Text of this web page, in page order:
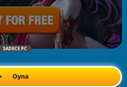
SADECE PC
Oyna